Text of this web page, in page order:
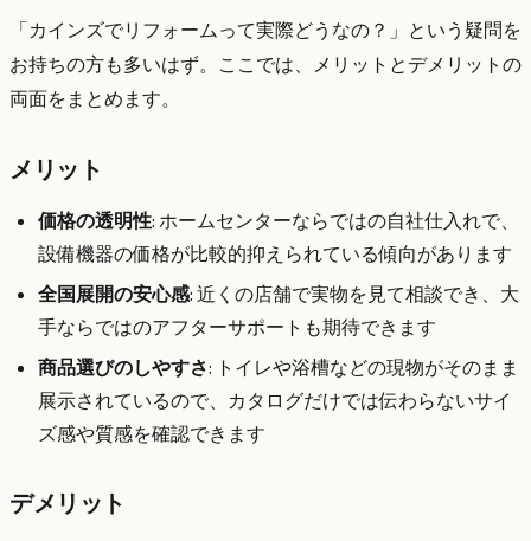
「カインズでリフォームって実際どうなの？」という疑問を
お持ちの方も多いはず。ここでは、メリットとデメリットの
両面をまとめます。
メリット
価格の透明性: ホームセンターならではの自社仕入れで、
設備機器の価格が比較的抑えられている傾向があります
全国展開の安心感: 近くの店舗で実物を見て相談でき、大
手ならではのアフターサポートも期待できます
商品選びのしやすさ: トイレや浴槽などの現物がそのまま
展示されているので、カタログだけでは伝わらないサイ
ズ感や質感を確認できます
デメリット